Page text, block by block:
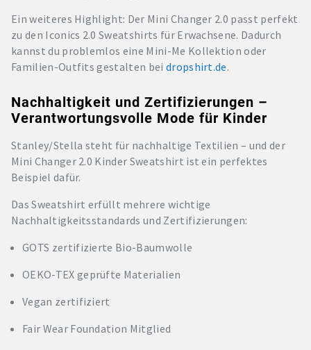
Ein weiteres Highlight: Der Mini Changer 2.0 passt perfekt
zu den Iconics 2.0 Sweatshirts für Erwachsene. Dadurch
kannst du problemlos eine Mini-Me Kollektion oder
Familien-Outfits gestalten bei dropshirt.de.
Nachhaltigkeit und Zertifizierungen –
Verantwortungsvolle Mode für Kinder
Stanley/Stella steht für nachhaltige Textilien – und der
Mini Changer 2.0 Kinder Sweatshirt ist ein perfektes
Beispiel dafür.
Das Sweatshirt erfüllt mehrere wichtige
Nachhaltigkeitsstandards und Zertifizierungen:
GOTS zertifizierte Bio-Baumwolle
OEKO-TEX geprüfte Materialien
Vegan zertifiziert
Fair Wear Foundation Mitglied